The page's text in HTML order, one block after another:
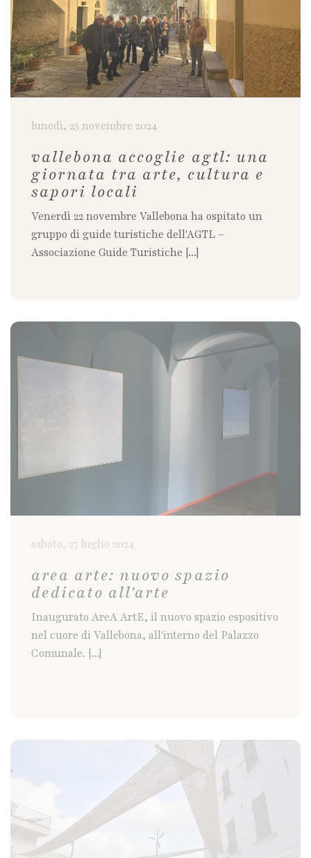
lunedì, 25 novembre 2024
vallebona accoglie agtl: una
giornata tra arte, cultura e
sapori locali
Venerdì 22 novembre Vallebona ha ospitato un
gruppo di guide turistiche dell'AGTL –
Associazione Guide Turistiche [...]
sabato, 27 luglio 2024
area arte: nuovo spazio
dedicato all'arte
Inaugurato AreA ArtE, il nuovo spazio espositivo
nel cuore di Vallebona, all'interno del Palazzo
Comunale. [...]